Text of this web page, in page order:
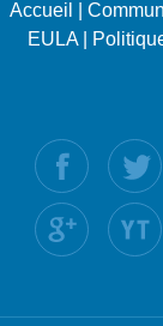
Accueil
EULA|
nous :